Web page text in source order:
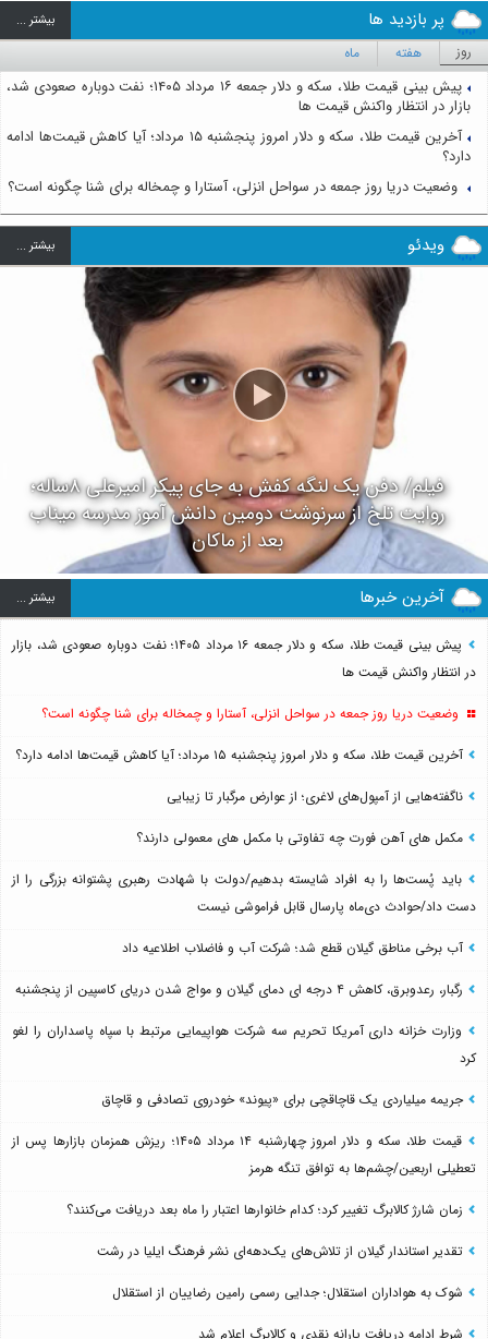
پر بازدید ها بيشتر ...
روز هفته ماه
پیش بینی قیمت طلا، سکه و دلار جمعه ۱۶ مرداد ۱۴۰۵؛ نفت دوباره صعودی شد،
بازار در انتظار واکنش قیمت ها
آخرین قیمت طلا، سکه و دلار امروز پنجشنبه ۱۵ مرداد؛ آیا کاهش قیمت‌ها ادامه
دارد؟
وضعیت دریا روز جمعه در سواحل انزلی، آستارا و چمخاله برای شنا چگونه است؟
ویدئو بيشتر ...
فیلم/ دفن یک لنگه کفش به جای پیکر امیرعلی ۸ساله؛
روایت تلخ از سرنوشت دومین دانش آموز مدرسه میناب
بعد از ماکان
آخرین خبرها بيشتر ...
پیش بینی قیمت طلا، سکه و دلار جمعه ۱۶ مرداد ۱۴۰۵؛ نفت دوباره صعودی شد، بازار
در انتظار واکنش قیمت ها
وضعیت دریا روز جمعه در سواحل انزلی، آستارا و چمخاله برای شنا چگونه است؟
آخرین قیمت طلا، سکه و دلار امروز پنجشنبه ۱۵ مرداد؛ آیا کاهش قیمت‌ها ادامه دارد؟
ناگفته‌هایی از آمپول‌های لاغری؛ از عوارض مرگبار تا زیبایی
مکمل های آهن فورت چه تفاوتی با مکمل های معمولی دارند؟
باید پُست‌ها را به افراد شایسته بدهیم/دولت با شهادت رهبری پشتوانه بزرگی را از
دست داد/حوادث دی‌ماه پارسال قابل فراموشی نیست
آب برخی مناطق گیلان قطع شد؛ شرکت آب و فاضلاب اطلاعیه داد
رگبار، رعدوبرق، کاهش ۴ درجه ای دمای گیلان و مواج شدن دریای کاسپین از پنجشنبه
وزارت خزانه داری آمریکا تحریم سه شرکت هواپیمایی مرتبط با سپاه پاسداران را لغو
کرد
جریمه میلیاردی یک قاچاقچی برای «پیوند» خودروی تصادفی و قاچاق
قیمت طلا، سکه و دلار امروز چهارشنبه ۱۴ مرداد ۱۴۰۵؛ ریزش همزمان بازارها پس از
تعطیلی اربعین/چشم‌ها به توافق تنگه هرمز
زمان شارژ کالابرگ تغییر کرد؛ کدام خانوارها اعتبار را ماه بعد دریافت می‌کنند؟
تقدیر استاندار گیلان از تلاش‌های یک‌دهه‌ای نشر فرهنگ ایلیا در رشت
شوک به هواداران استقلال؛ جدایی رسمی رامین رضاییان از استقلال
شرط ادامه دریافت یارانه نقدی و کالابرگ اعلام شد